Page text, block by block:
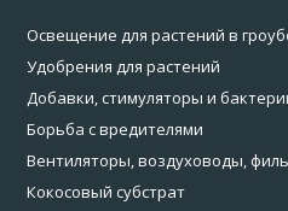
Освещение для растений в
Удобрения для растений
Добавки, стимуляторы и
Борьба с вредителями
Вентиляторы, воздуховоды,
Кокосовый субстрат